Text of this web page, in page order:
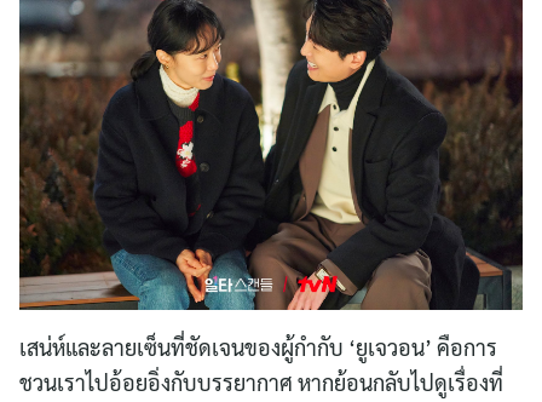
เสน่ห์และลายเซ็นที่ชัดเจนของผู้กำกับ ‘ยูเจวอน’ คือการ
ชวนเราไปอ้อยอิ่งกับบรรยากาศ หากย้อนกลับไปดูเรื่องที่